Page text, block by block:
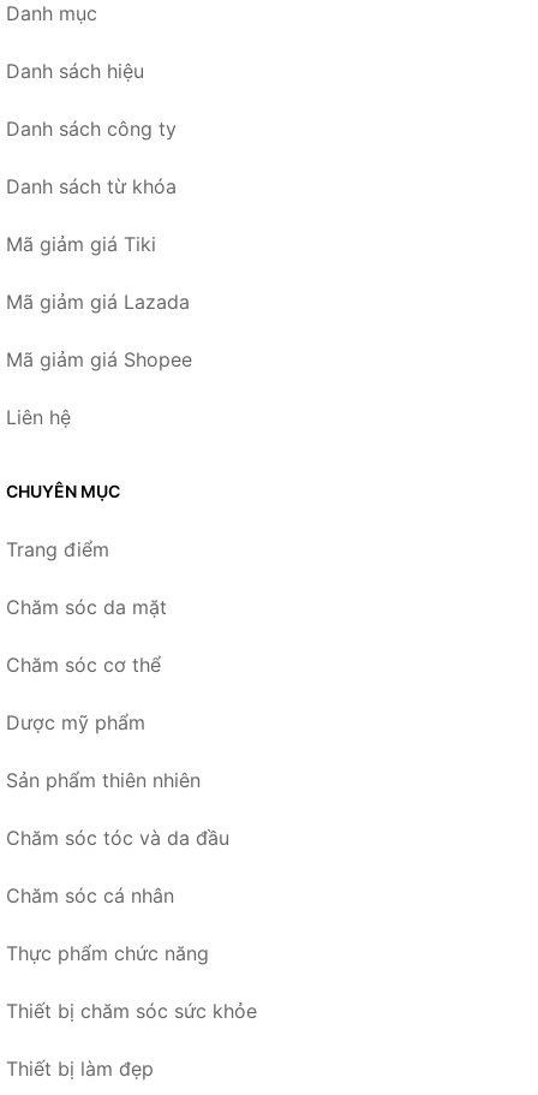
Danh mục
Danh sách hiệu
Danh sách công ty
Danh sách từ khóa
Mã giảm giá Tiki
Mã giảm giá Lazada
Mã giảm giá Shopee
Liên hệ
CHUYÊN MỤC
Trang điểm
Chăm sóc da mặt
Chăm sóc cơ thể
Dược mỹ phẩm
Sản phẩm thiên nhiên
Chăm sóc tóc và da đầu
Chăm sóc cá nhân
Thực phẩm chức năng
Thiết bị chăm sóc sức khỏe
Thiết bị làm đẹp